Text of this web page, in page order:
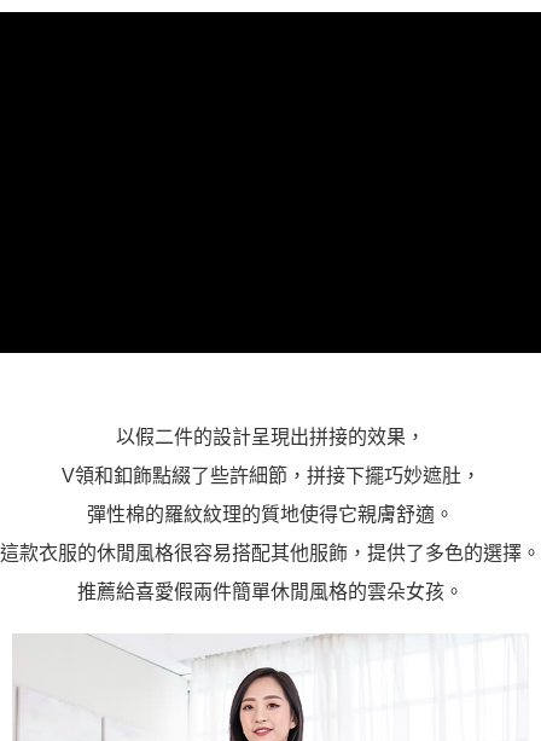
２．關於個人資料處理事宜，請瀏覽以下網址：
以假二件的設計呈現出拼接的效果，
V領和釦飾點綴了些許細節，拼接下擺巧妙遮肚，
彈性棉的羅紋紋理的質地使得它親膚舒適。
這款衣服的休閒風格很容易搭配其他服飾，提供了多色的選擇。
推薦給喜愛假兩件簡單休閒風格的雲朵女孩。